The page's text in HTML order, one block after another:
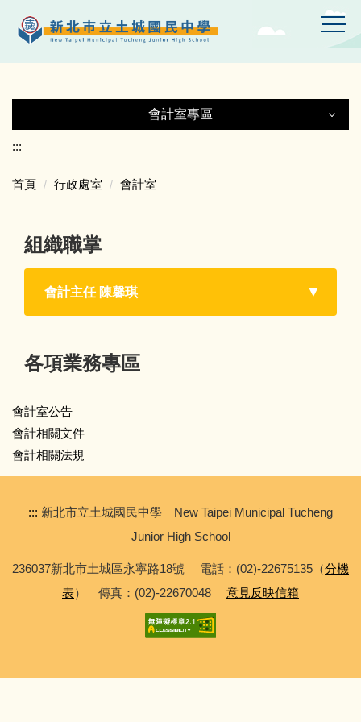
到
要
容
會計室專區
會計相關文件
會計相關法規
:::
首頁 行政處室 會計室
組織職掌
會計主任 陳馨琪
各項業務專區
會計室公告
會計相關文件
會計相關法規
::: 新北市立土城國民中學 New Taipei Municipal Tucheng
Junior High School
236037新北市土城區永寧路18號 電話：(02)-22675135（分機
表） 傳真：(02)-22670048 意見反映信箱